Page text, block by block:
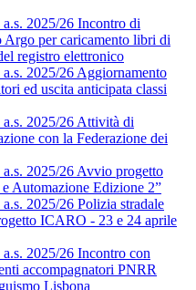
2025/26 Incontro di
Argo per caricamento libri di
registro elettronico
2025/26 Aggiornamento
ed uscita anticipata classi
2025/26 Attività di
con la Federazione dei
2025/26 Avvio progetto
Automazione Edizione 2”
2025/26 Polizia stradale
ICARO - 23 e 24 aprile
2025/26 Incontro con
accompagnatori PNRR
Lisbona